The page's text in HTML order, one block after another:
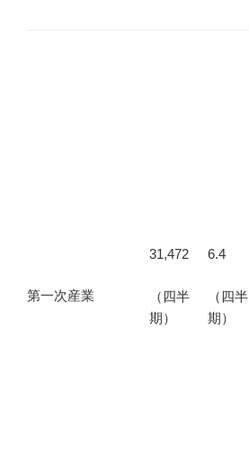
第一次産業
31,472
（四半
期）
6.4
（四半
期）